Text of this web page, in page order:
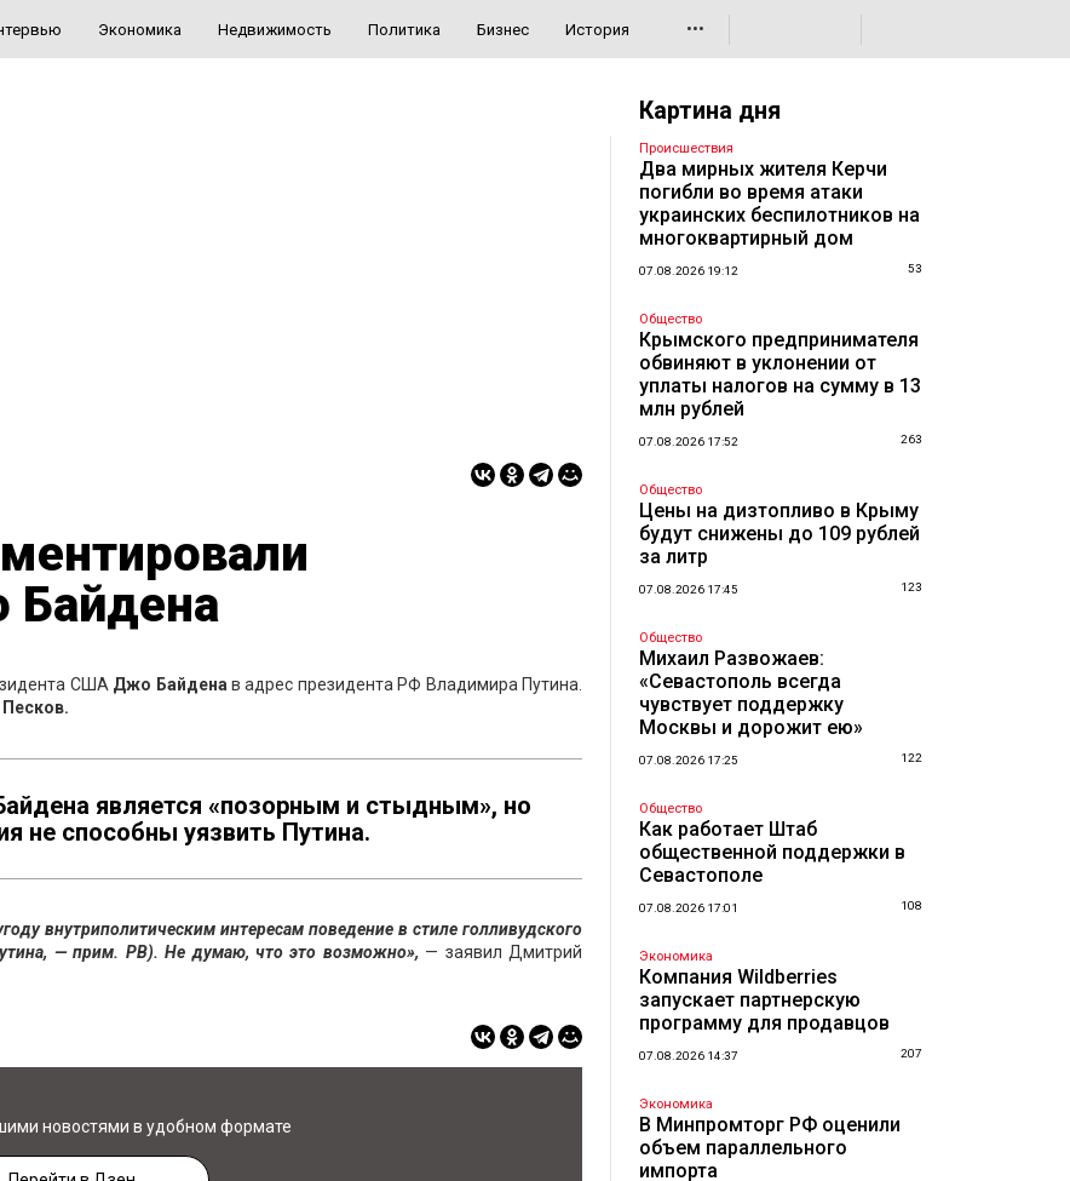
Экономика Недвижимость Политика Бизнес История •••
Байдена
США Джо Байдена в адрес президента РФ Владимира Путина.
является «позорным и стыдным», но
не способны уязвить Путина.
внутриполитическим интересам поведение в стиле голливудского
— прим. РВ). Не думаю, что это возможно», — заявил Дмитрий
новостями в удобном формате
Картина дня
Происшествия
Два мирных жителя Керчи
погибли во время атаки
украинских беспилотников на
многоквартирный дом
07.08.2026 19:12 53
Общество
Крымского предпринимателя
обвиняют в уклонении от
уплаты налогов на сумму в 13
млн рублей
07.08.2026 17:52 263
Общество
Цены на дизтопливо в Крыму
будут снижены до 109 рублей
за литр
07.08.2026 17:45 123
Общество
Михаил Развожаев:
«Севастополь всегда
чувствует поддержку
Москвы и дорожит ею»
07.08.2026 17:25 122
Общество
Как работает Штаб
общественной поддержки в
Севастополе
07.08.2026 17:01 108
Экономика
Компания Wildberries
запускает партнерскую
программу для продавцов
07.08.2026 14:37 207
Экономика
В Минпромторг РФ оценили
объем параллельного
импорта